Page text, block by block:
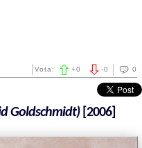
0
-0
Vota: +0
Goldschmidt)[2006]